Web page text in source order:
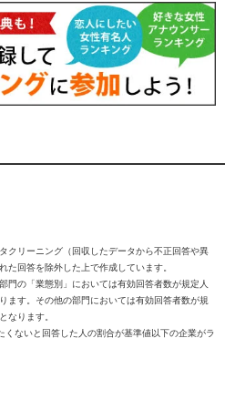
クリーニング（回収したデータから不正回答や異
た回答を除外した上で作成しています。
の「業態別」においては有効回答者数が規定人
ます。その他の部門においては有効回答者数が規
なります。
ないと回答した人の割合が基準値以下の企業がラ